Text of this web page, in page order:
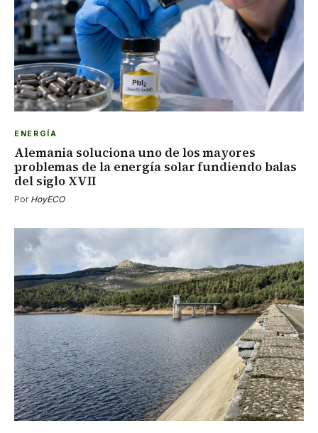
ENERGÍA
Alemania soluciona uno de los mayores
problemas de la energía solar fundiendo balas
del siglo XVII
Por HoyECO